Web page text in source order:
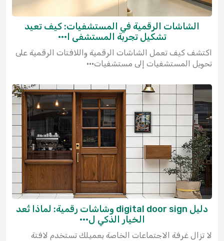
الشاشات الرقمية في المستشفيات: كيف تعيد
تشكيل تجربة المستشفى ا···
اكتشف كيف تعمل الشاشات الرقمية واللافتات الرقمية على
تحويل المستشفيات إلى مستشفيات···
دليل digital door sign وشاشات رقمية: لماذا تُعد
الخيار الذكي ل···
لا تزال غرفة الاجتماعات الخاصة بعميلك تستخدم لافتة